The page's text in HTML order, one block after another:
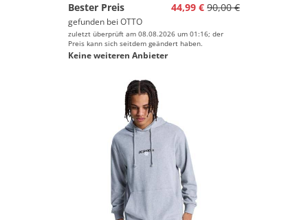
Bester Preis
44,99 € 90,00 €
gefunden bei OTTO
zuletzt überprüft am 08.08.2026 um 01:16; der
Preis kann sich seitdem geändert haben.
Keine weiteren Anbieter